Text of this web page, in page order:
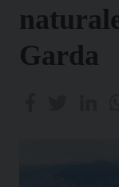
Garda